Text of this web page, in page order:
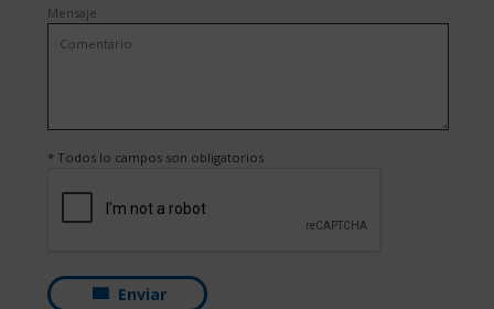
Mensaje
* Todos lo campos son obligatorios
Enviar